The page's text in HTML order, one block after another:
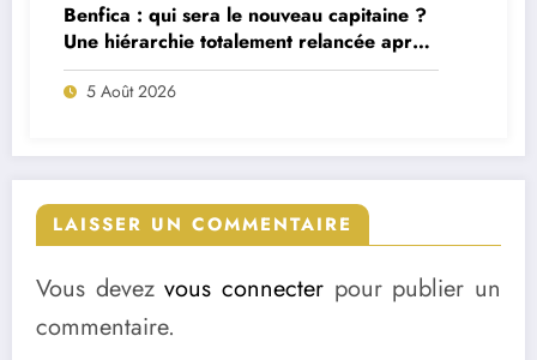
Benfica : qui sera le nouveau capitaine ?
Une hiérarchie totalement relancée après
deux départs majeurs
5 Août 2026
LAISSER UN COMMENTAIRE
Vous devezvous connecter pour publier un
commentaire.